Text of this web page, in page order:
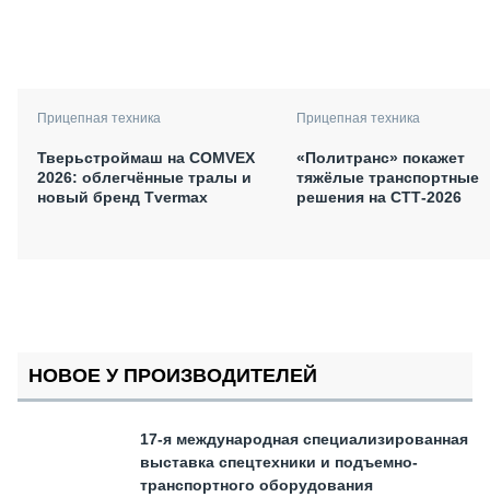
Прицепная техника
Тверьстроймаш на COMVEX
2026: облегчённые тралы и
новый бренд Tvermax
Прицепная техника
«Политранс» покажет
тяжёлые транспортные
решения на СТТ-2026
НОВОЕ У ПРОИЗВОДИТЕЛЕЙ
17-я международная специализированная
выставка спецтехники и подъемно-
транспортного оборудования